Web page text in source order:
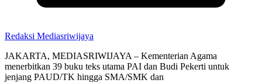
Redaksi Mediasriwijaya
JAKARTA, MEDIASRIWIJAYA – Kementerian Agama
menerbitkan 39 buku teks utama PAI dan Budi Pekerti untuk
jenjang PAUD/TK hingga SMA/SMK dan